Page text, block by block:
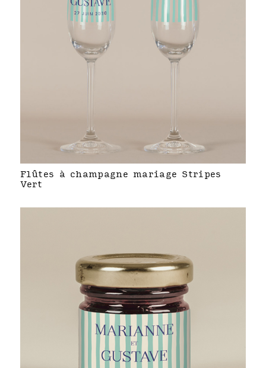
Flûtes à champagne mariage Stripes
Vert